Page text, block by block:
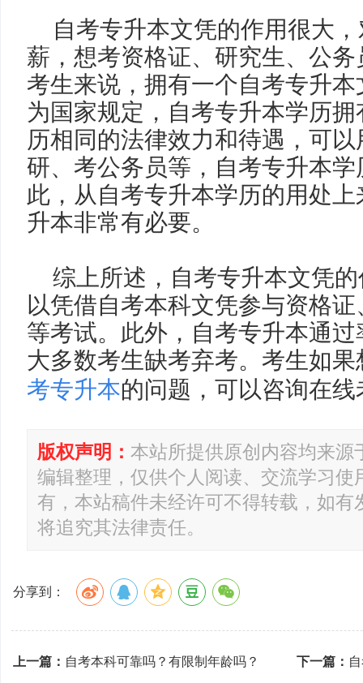
自考专升本文凭的作用很大
薪，想考资格证、研究生、公
考生来说，拥有一个自考专升
为国家规定，自考专升本学历
历相同的法律效力和待遇，可
研、考公务员等，自考专升本
此，从自考专升本学历的用处
升本非常有必要。
综上所述，自考专升本文凭
以凭借自考本科文凭参与资格
等考试。此外，自考专升本通
大多数考生缺考弃考。考生如
考专升本的问题，可以咨询在线
版权声明： 本站所提供原创内容均来源
编辑整理，仅供个人阅读、交流学习使
有，本站稿件未经许可不得转载，如有
将追究其法律责任。
分享到：
上一篇： 自考本科可靠吗？有限制年龄吗？ 下一篇：